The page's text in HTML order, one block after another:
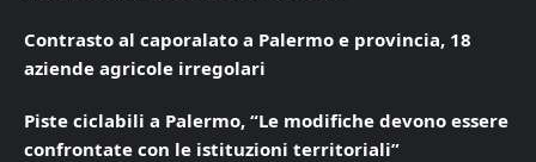
Contrasto al caporalato a Palermo e provincia, 18
aziende agricole irregolari
Piste ciclabili a Palermo, “Le modifiche devono essere
confrontate con le istituzioni territoriali”